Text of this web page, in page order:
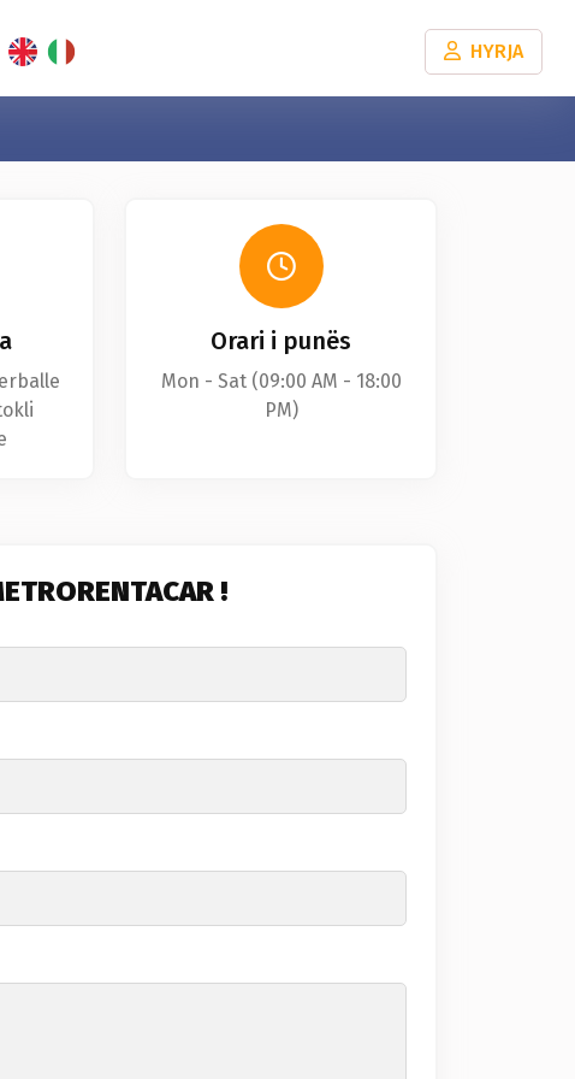
HYRJA
Orari i punës
Mon - Sat (09:00 AM - 18:00
PM)
!